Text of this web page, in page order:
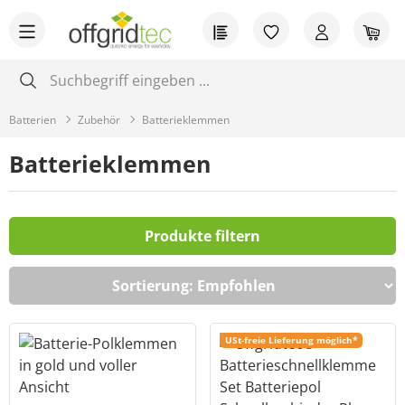
Zum Hauptinhalt springen Du hast 0
Batterien Zubehör Batterieklemmen
Batterieklemmen
Produkte filtern
USt-freie Lieferung möglich*